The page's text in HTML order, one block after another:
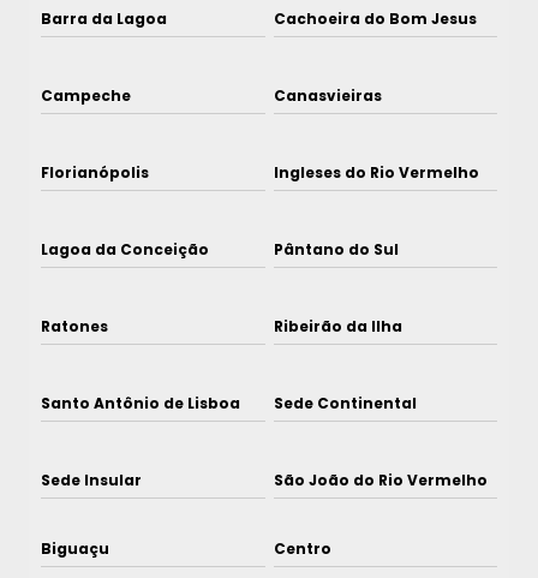
Barra da Lagoa Cachoeira do Bom Jesus
Campeche Canasvieiras
Florianópolis Ingleses do Rio Vermelho
Lagoa da Conceição Pântano do Sul
Ratones Ribeirão da Ilha
Santo Antônio de Lisboa Sede Continental
Sede Insular São João do Rio Vermelho
Biguaçu Centro